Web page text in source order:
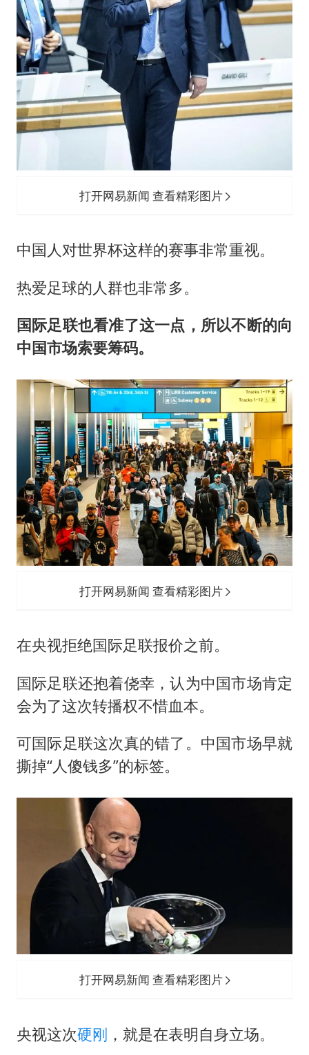
打开网易新闻 查看精彩图片
中国人对世界杯这样的赛事非常重视。
热爱足球的人群也非常多。
国际足联也看准了这一点，所以不断的向
中国市场索要筹码。
打开网易新闻 查看精彩图片
在央视拒绝国际足联报价之前。
国际足联还抱着侥幸，认为中国市场肯定
会为了这次转播权不惜血本。
可国际足联这次真的错了。中国市场早就
撕掉“人傻钱多”的标签。
打开网易新闻 查看精彩图片
央视这次硬刚 ，就是在表明自身立场。